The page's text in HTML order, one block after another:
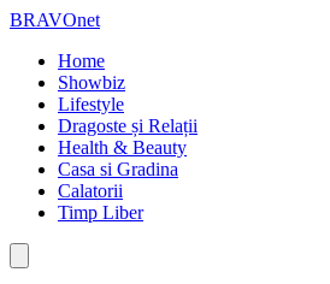
BRAVOnet
Home
Showbiz
Lifestyle
Dragoste și Relații
Health & Beauty
Casa si Gradina
Calatorii
Timp Liber